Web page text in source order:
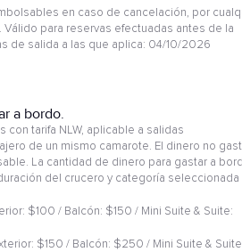
en caso de cancelación, por
para reservas efectuadas antes de la
de salida a las que aplica: 04/10/2026
a bordo.
con tarifa NLW, aplicable a salidas
de un mismo camarote. El dinero no
La cantidad de dinero para gastar a
del crucero y categoría seleccionada
$100 / Balcón: $150 / Mini Suite & Suite:
$150 / Balcón: $250 / Mini Suite &